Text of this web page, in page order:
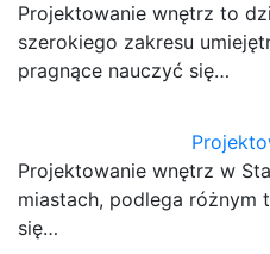
Projektowanie wnętrz to
szerokiego zakresu
pragnące nauczyć się…
Projektowanie wnętrz w
miastach, podlega różnym
się…